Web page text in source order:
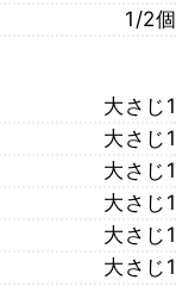
1/2個
大さじ1
大さじ1
大さじ1
大さじ1
大さじ1
大さじ1